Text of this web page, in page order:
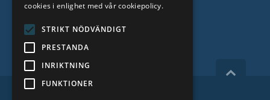
Priser
Kontakter
cookies i enlighet med vår cookiepolicy.
STRIKT NÖDVÄNDIGT
PRESTANDA
INRIKTNING
FUNKTIONER